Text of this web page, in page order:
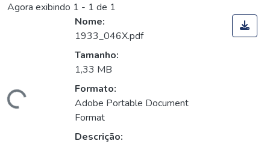
Agora exibindo 1 - 1 de 1
Nome:
1933_046X.pdf
Tamanho:
1,33 MB
Formato:
Adobe Portable Document
Format
Descrição: